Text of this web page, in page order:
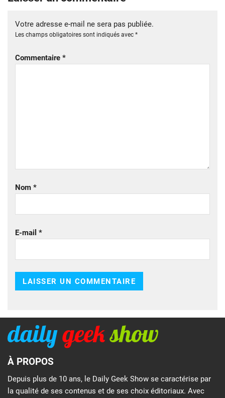
Votre adresse e-mail ne sera pas publiée.
Les champs obligatoires sont indiqués avec *
Commentaire *
Nom *
E-mail *
À PROPOS
Depuis plus de 10 ans, le Daily Geek Show se caractérise par
la qualité de ses contenus et de ses choix éditoriaux. Avec